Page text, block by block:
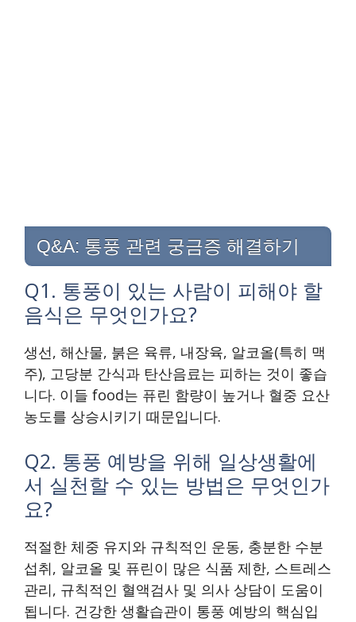
Q&A: 통풍 관련 궁금증 해결하기
Q1. 통풍이 있는 사람이 피해야 할
음식은 무엇인가요?
생선, 해산물, 붉은 육류, 내장육, 알코올(특히 맥
주), 고당분 간식과 탄산음료는 피하는 것이 좋습
니다. 이들 food는 퓨린 함량이 높거나 혈중 요산
농도를 상승시키기 때문입니다.
Q2. 통풍 예방을 위해 일상생활에
서 실천할 수 있는 방법은 무엇인가
요?
적절한 체중 유지와 규칙적인 운동, 충분한 수분
섭취, 알코올 및 퓨린이 많은 식품 제한, 스트레스
관리, 규칙적인 혈액검사 및 의사 상담이 도움이
됩니다. 건강한 생활습관이 통풍 예방의 핵심입